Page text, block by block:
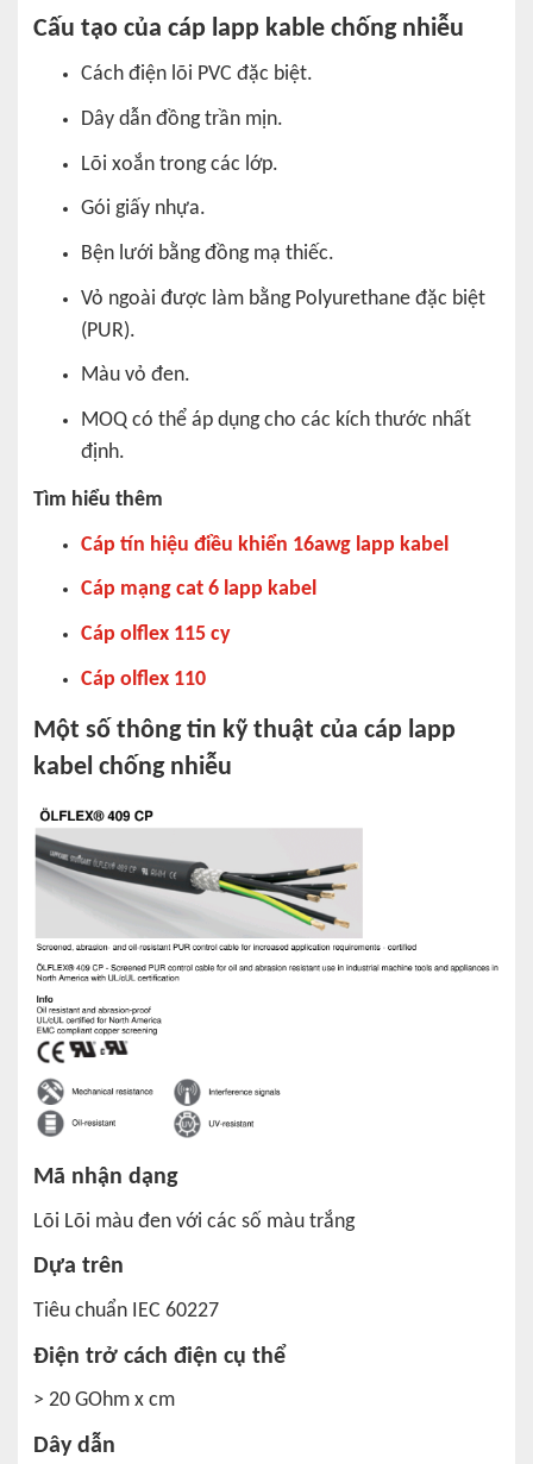
Cấu tạo của cáp lapp kable chống nhiễu
Cách điện lõi PVC đặc biệt.
Dây dẫn đồng trần mịn.
Lõi xoắn trong các lớp.
Gói giấy nhựa.
Bện lưới bằng đồng mạ thiếc.
Vỏ ngoài được làm bằng Polyurethane đặc biệt
(PUR).
Màu vỏ đen.
MOQ có thể áp dụng cho các kích thước nhất
định.
Tìm hiểu thêm
Cáp tín hiệu điều khiển 16awg lapp kabel
Cáp mạng cat 6 lapp kabel
Cáp olflex 115 cy
Cáp olflex 110
Một số thông tin kỹ thuật của cáp lapp
kabel chống nhiễu
Mã nhận dạng
Lõi Lõi màu đen với các số màu trắng
Dựa trên
Tiêu chuẩn IEC 60227
Điện trở cách điện cụ thể
> 20 GOhm x cm
Dây dẫn